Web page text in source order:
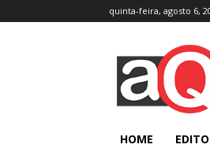
quinta-feira, agosto 6,
HOME